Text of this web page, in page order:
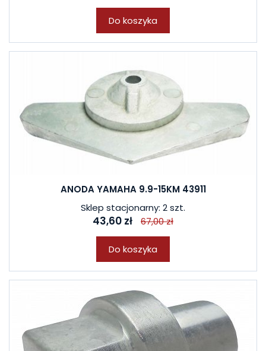
Do koszyka
ANODA YAMAHA 9.9-15KM 43911
Sklep stacjonarny: 2 szt.
43,60 zł 67,00 zł
Do koszyka